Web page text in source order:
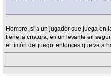
Hombre, si a un jugador que juega en
tiene la criatura, en un levante en
el timón del juego, entonces que va a